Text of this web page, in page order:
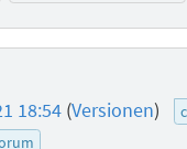
18:54 (Versionen)